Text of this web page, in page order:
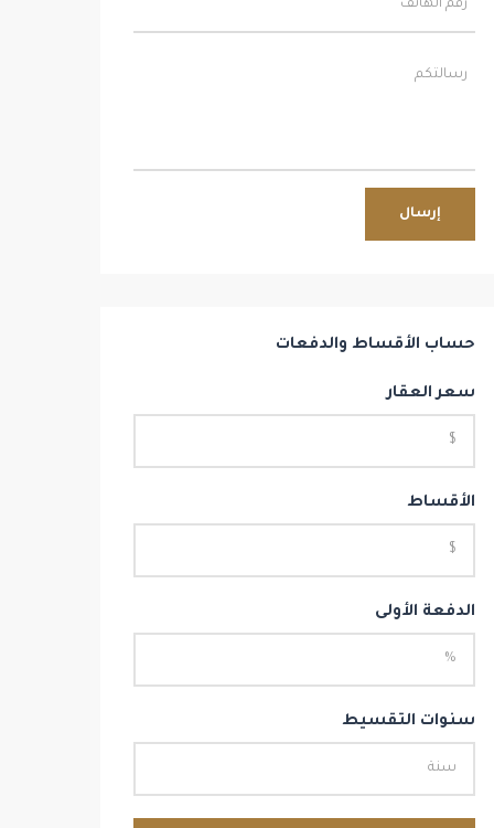
إرسال
حساب الأقساط والدفعات
سعر العقار
الأقساط
الدفعة الأولى
سنوات التقسيط